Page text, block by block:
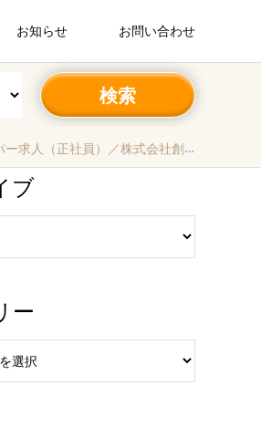
お知らせ お問い合わせ
業団北海道事業部｜札幌市中央区‐北海道
ブ
ー